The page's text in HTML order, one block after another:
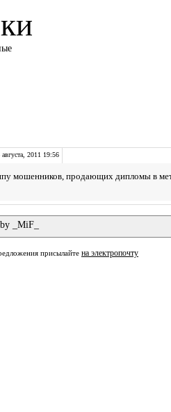
августа, 2011 19:56
мошенников, продающих дипломы в
_MiF_
присылайте на электропочту